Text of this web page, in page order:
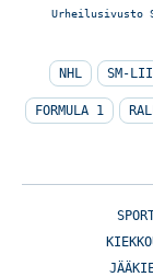
Urheilusivusto
NHL SM-
FORMULA 1